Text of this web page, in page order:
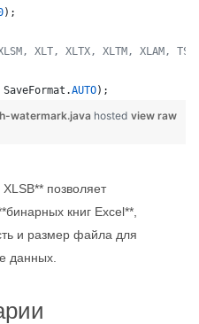
);
XLT, XLTX, XLTM, XLAM,
SaveFormat .AUTO);
view raw
watermark.java hosted
позволяет
книг Excel**,
и размер файла для
данных.